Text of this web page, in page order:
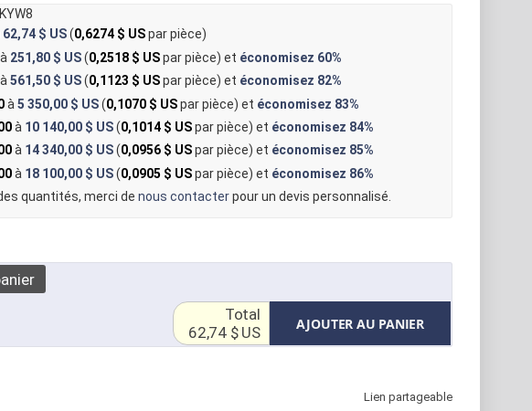
62,74 $ US(0,6274 $ USpar pièce)
251,80 $ US(0,2518 $ USpar pièce) et économisez 60%
561,50 $ US(0,1123 $ USpar pièce) et économisez 82%
à 5 350,00 $ US(0,1070 $ USpar pièce) et économisez 83%
à 10 140,00 $ US(0,1014 $ USpar pièce) et économisez 84%
à 14 340,00 $ US(0,0956 $ USpar pièce) et économisez 85%
à 18 100,00 $ US(0,0905 $ USpar pièce) et économisez 86%
quantités, merci de nous contacterpour un devis personnalisé.
AJOUTER AU PANIER
Total
62,74 $ US
Lien partageable